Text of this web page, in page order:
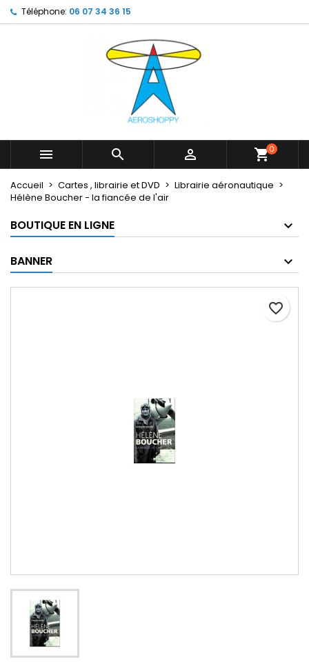
Téléphone: 06 07 34 36 15
   shopping_cart0
Accueil Cartes , librairie et DVD
Librairie aéronautique
Hélène Boucher - la fiancée de l'air
BOUTIQUE EN LIGNE
BANNER
favorite_border
My wishlists ×
Create new list
Créer une liste d'envies ×
Nom de la liste d'envies
Connexion ×
Vous devez être connecté pour ajouter des produits
Annuler